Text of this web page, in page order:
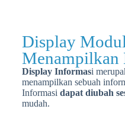
Display
Display Informasi
menampilkan sebuah
Informasi dapat diubah
mudah.